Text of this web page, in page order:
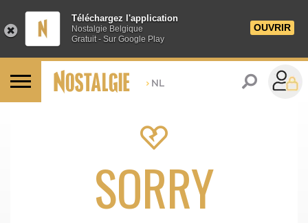
Téléchargez l'application
Nostalgie Belgique
Gratuit - Sur Google Play
OUVRIR
> NL
SORRY